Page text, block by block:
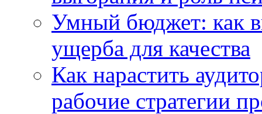
Умный бюджет: как
ущерба для качества
Как нарастить
рабочие стратегии